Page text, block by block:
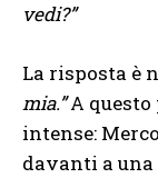
vedi?”
La risposta è
mia.”A
intense:
davanti a